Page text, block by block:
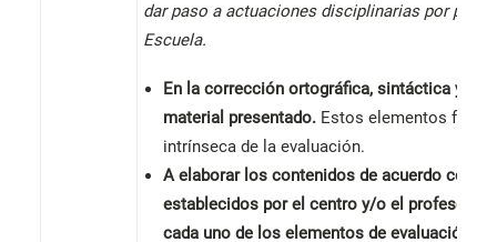
dar paso a actuaciones disciplinarias por parte
Escuela.
En la corrección ortográfica, sintáctica y
material presentado. Estos elementos
intrínseca de la evaluación.
A elaborar los contenidos de acuerdo con
establecidos por el centro y/o el
cada uno de los elementos de evaluación.